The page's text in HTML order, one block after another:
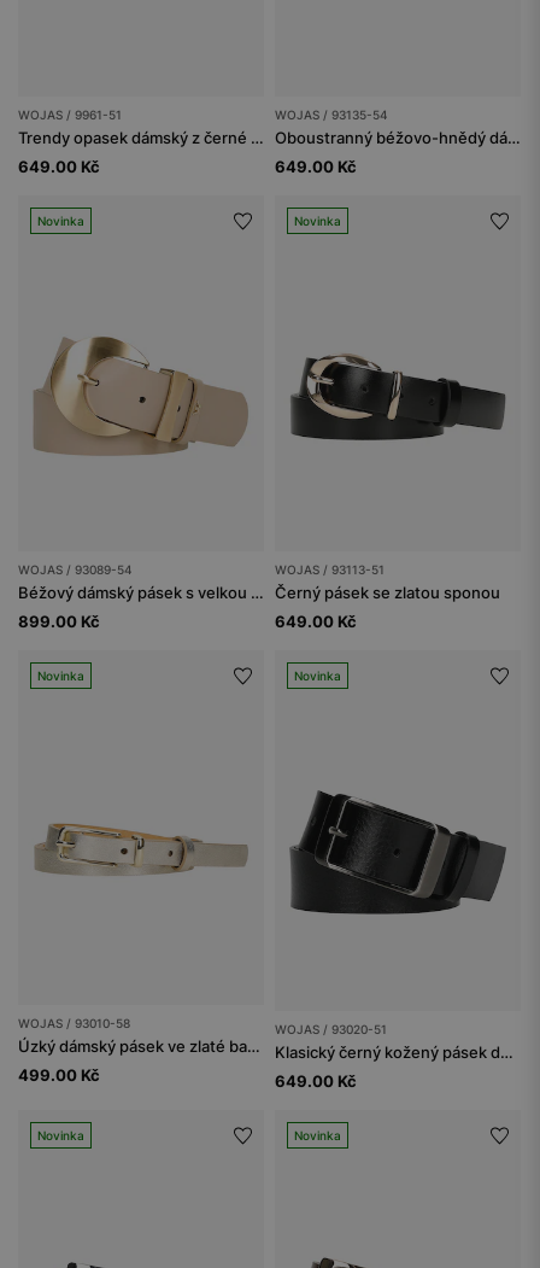
WOJAS / 9961-51
Trendy opasek dámský z černé lícové kůže se sponou
649.00 Kč
WOJAS / 93135-54
Oboustranný béžovo-hnědý dámský kožený pásek
649.00 Kč
Novinka
WOJAS / 93089-54
Béžový dámský pásek s velkou zlatou sponou
899.00 Kč
Novinka
WOJAS / 93113-51
Černý pásek se zlatou sponou
649.00 Kč
Novinka
WOJAS / 93010-58
Úzký dámský pásek ve zlaté barvě
499.00 Kč
Novinka
WOJAS / 93020-51
Klasický černý kožený pásek dámský z lícové kůže
649.00 Kč
Novinka Novinka